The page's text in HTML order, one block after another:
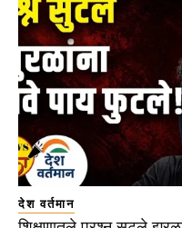
देश वर्तमान